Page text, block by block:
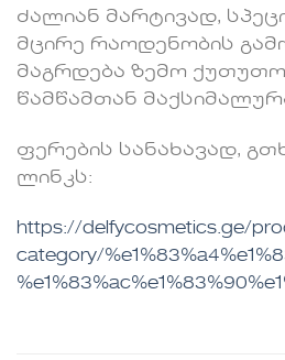
ძალიან მარტივად,
მცირე რაოდენობის
მაგრდება ზემო
წამწამთან
ფერების სანახავად,
ლინკს:
https://delfycosmetics.ge/
category/